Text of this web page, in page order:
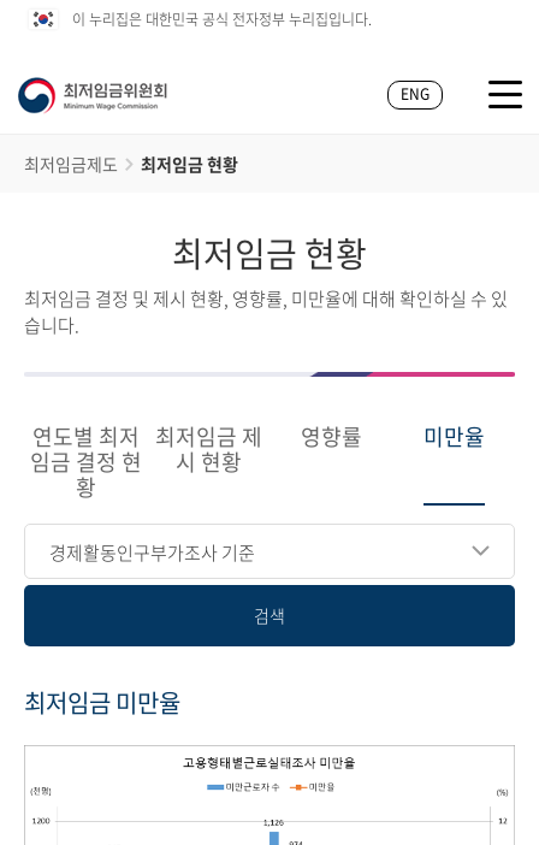
이 누리집은 대한민국 공식 전자정부 누리집입니다.
ENG
최저임금제도 최저임금 현황
최저임금 현황
최저임금 결정 및 제시 현황, 영향률, 미만율에 대해 확인하실 수 있
습니다.
연도별 최저
임금 결정 현
황
최저임금 제
시 현황
영향률 미만율
경제활동인구부가조사 기준
검색
최저임금 미만율